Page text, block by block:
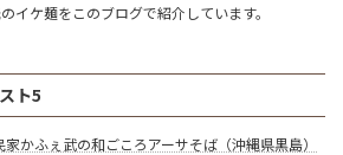
イケ麺をこのブログで紹介しています。
ト5
家かふぇ武の和ごころアーサそば（沖縄県黒島）